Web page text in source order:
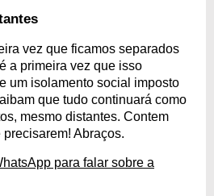
vez que ficamos separados
a primeira vez que isso
um isolamento social imposto
que tudo continuará como
mesmo distantes. Contem
Abraços.
para falar sobre a